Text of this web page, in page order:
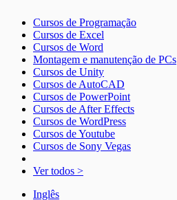
Cursos de Programação
Cursos de Excel
Cursos de Word
Montagem e manutenção de PCs
Cursos de Unity
Cursos de AutoCAD
Cursos de PowerPoint
Cursos de After Effects
Cursos de WordPress
Cursos de Youtube
Cursos de Sony Vegas
Ver todos >
Inglês